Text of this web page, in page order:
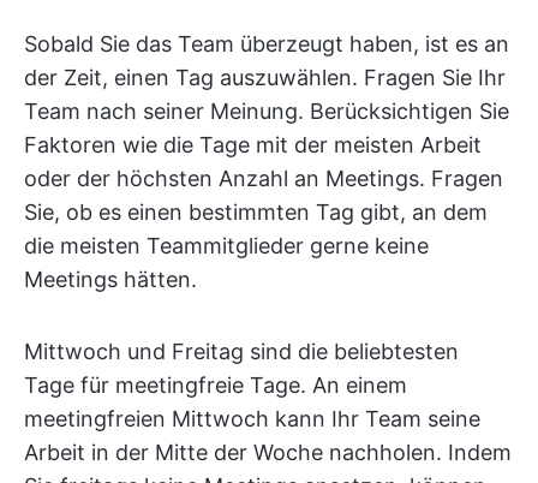
Sobald Sie das Team überzeugt haben, ist es an
der Zeit, einen Tag auszuwählen. Fragen Sie Ihr
Team nach seiner Meinung. Berücksichtigen Sie
Faktoren wie die Tage mit der meisten Arbeit
oder der höchsten Anzahl an Meetings. Fragen
Sie, ob es einen bestimmten Tag gibt, an dem
die meisten Teammitglieder gerne keine
Meetings hätten.
Mittwoch und Freitag sind die beliebtesten
Tage für meetingfreie Tage. An einem
meetingfreien Mittwoch kann Ihr Team seine
Arbeit in der Mitte der Woche nachholen. Indem